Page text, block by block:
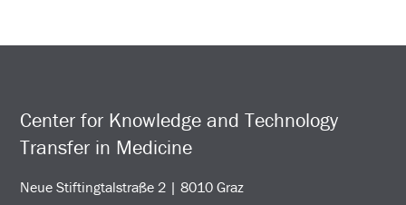
Center for Knowledge and Technology
Transfer in Medicine
Neue Stiftingtalstraße 2 | 8010 Graz